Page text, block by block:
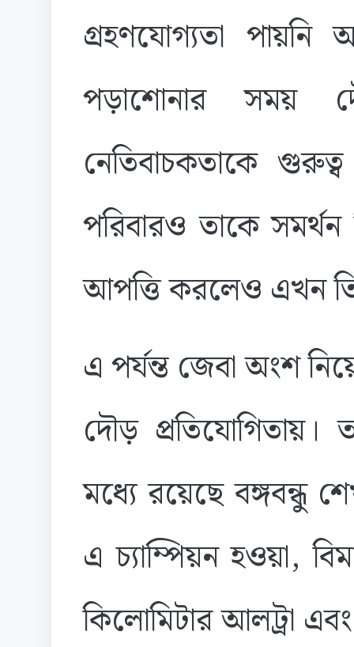
গ্রহণযোগ্যতা পায়নি
পড়াশোনার
নেতিবাচকতাকে
পরিবারও তাকে
আপত্তি করলেও এখন
এ পর্যন্ত জেবা অংশ
দৌড়
মধ্যে রয়েছে বঙ্গবন্ধু
এ চ্যাম্পিয়ন হওয়া,
কিলোমিটার আলট্রা